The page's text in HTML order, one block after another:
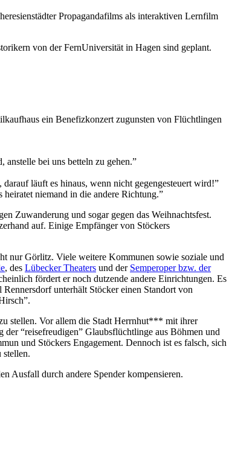
Propagandafilms als interaktiven Lernfilm
von der FernUniversität in Hagen sind geplant.
ein Benefizkonzert zugunsten von Flüchtlingen
bei uns betteln zu gehen.”
läuft es hinaus, wenn nicht gegengesteuert wird!”
niemand in die andere Richtung.”
Zuwanderung und sogar gegen das Weihnachtsfest.
auf. Einige Empfänger von Stöckers
nur Görlitz. Viele weitere Kommunen sowie soziale und
, des Lübecker Theaters und der Semperoper bzw. der
fördert er noch dutzende andere Einrichtungen. Es
unterhält Stöcker einen Standort von
stellen. Vor allem die Stadt Herrnhut*** mit ihrer
“reisefreudigen” Glaubsflüchtlinge aus Böhmen und
und Stöckers Engagement. Dennoch ist es falsch, sich
stellen.
Ausfall durch andere Spender kompensieren.